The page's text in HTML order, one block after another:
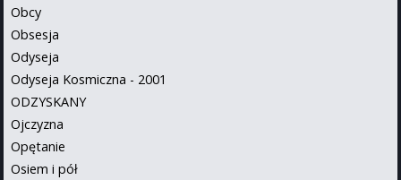
Obcy
Obsesja
Odyseja
Odyseja Kosmiczna - 2001
ODZYSKANY
Ojczyzna
Opętanie
Osiem i pół